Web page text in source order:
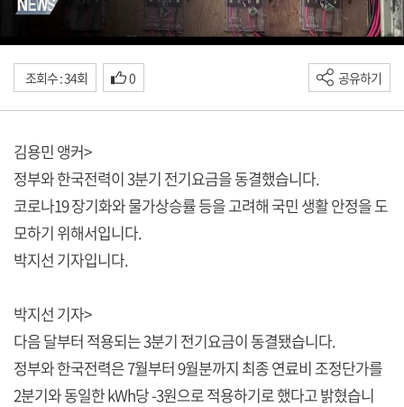
조회수 : 34회 0 공유하기
김용민 앵커>
정부와 한국전력이 3분기 전기요금을 동결했습니다.
코로나19 장기화와 물가상승률 등을 고려해 국민 생활 안정을 도
모하기 위해서입니다.
박지선 기자입니다.
박지선 기자>
다음 달부터 적용되는 3분기 전기요금이 동결됐습니다.
정부와 한국전력은 7월부터 9월분까지 최종 연료비 조정단가를
2분기와 동일한 kWh당 -3원으로 적용하기로 했다고 밝혔습니